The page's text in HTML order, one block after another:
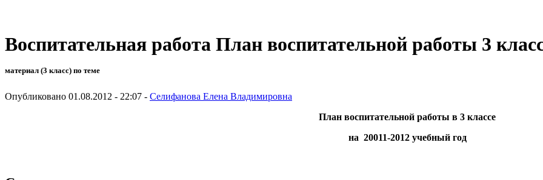
Воспитательная работа План воспитательной работы 3
материал (3 класс) по теме
Опубликовано 01.08.2012 - 22:07 - Селифанова Елена Владимировна
План воспитательной работы в 3 классе
на 20011-2012 учебный год